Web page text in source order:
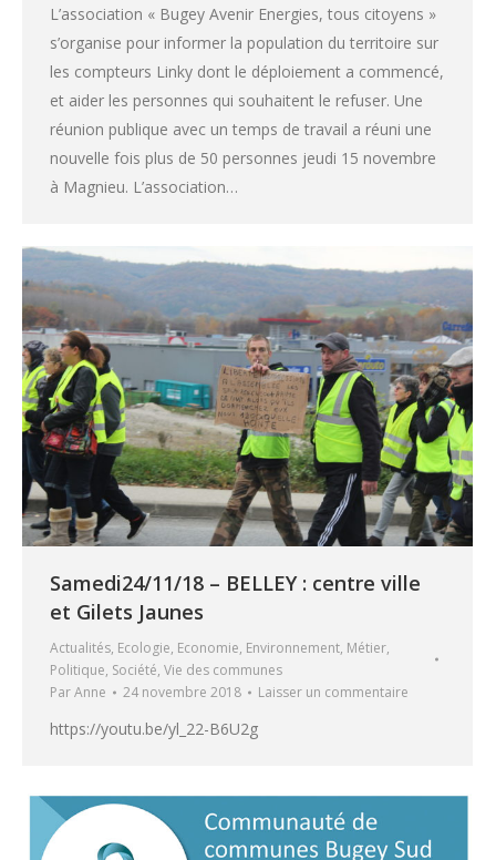
L’association « Bugey Avenir Energies, tous citoyens »
s’organise pour informer la population du territoire sur
les compteurs Linky dont le déploiement a commencé,
et aider les personnes qui souhaitent le refuser. Une
réunion publique avec un temps de travail a réuni une
nouvelle fois plus de 50 personnes jeudi 15 novembre
à Magnieu. L’association…
Samedi24/11/18 – BELLEY : centre ville
et Gilets Jaunes
Actualités, Ecologie, Economie, Environnement, Métier,
Politique, Société, Vie des communes
ParAnne 24 novembre 2018 Laisser un commentaire
https://youtu.be/yl_22-B6U2g